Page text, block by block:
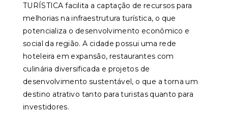
TURÍSTICA facilita a captação de recursos para
melhorias na infraestrutura turística, o que
potencializa o desenvolvimento econômico e
social da região. A cidade possui uma rede
hoteleira em expansão, restaurantes com
culinária diversificada e projetos de
desenvolvimento sustentável, o que a torna um
destino atrativo tanto para turistas quanto para
investidores.